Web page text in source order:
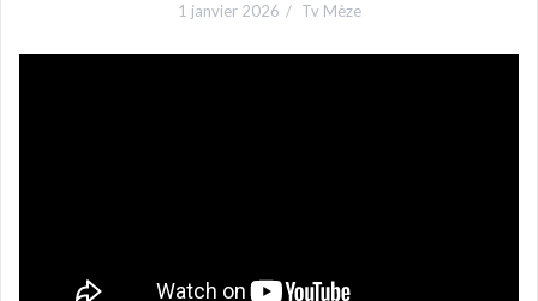
1 janvier 2026 Tv Mèze